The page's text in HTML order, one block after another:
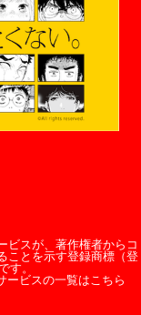
ビスが、著作権者からコ
ことを示す登録商標（登
す。
ービスの一覧はこちら